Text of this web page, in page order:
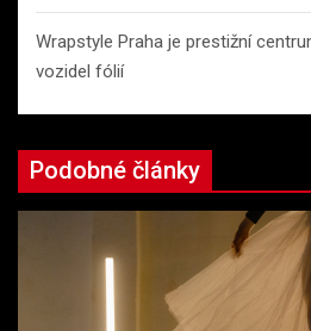
Wrapstyle Praha je prestižní
vozidel fólií
Podobné články